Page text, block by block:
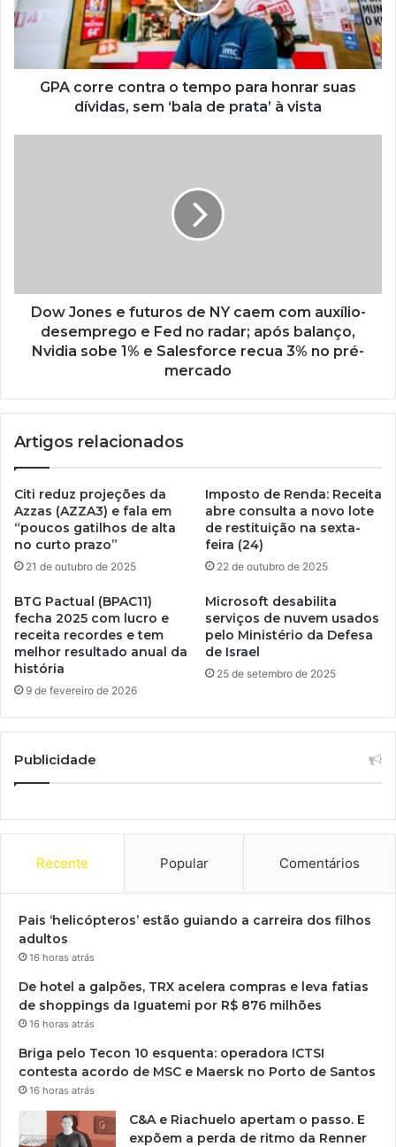
GPA corre contra o tempo para honrar suas
dívidas, sem ‘bala de prata’ à vista
Dow Jones e futuros de NY caem com auxílio-
desemprego e Fed no radar; após balanço,
Nvidia sobe 1% e Salesforce recua 3% no pré-
mercado
Artigos relacionados
Citi reduz projeções da
Azzas (AZZA3) e fala em
“poucos gatilhos de alta
no curto prazo”
21 de outubro de 2025
Imposto de Renda: Receita
abre consulta a novo lote
de restituição na sexta-
feira (24)
22 de outubro de 2025
BTG Pactual (BPAC11)
fecha 2025 com lucro e
receita recordes e tem
melhor resultado anual da
história
9 de fevereiro de 2026
Microsoft desabilita
serviços de nuvem usados
​​pelo Ministério da Defesa
de Israel
25 de setembro de 2025
Publicidade
Recente Popular Comentários
Pais ‘helicópteros’ estão guiando a carreira dos filhos
adultos
16 horas atrás
De hotel a galpões, TRX acelera compras e leva fatias
de shoppings da Iguatemi por R$ 876 milhões
16 horas atrás
Briga pelo Tecon 10 esquenta: operadora ICTSI
contesta acordo de MSC e Maersk no Porto de Santos
16 horas atrás
C&A e Riachuelo apertam o passo. E
expõem a perda de ritmo da Renner